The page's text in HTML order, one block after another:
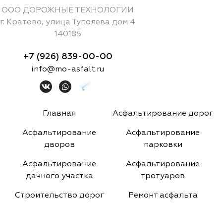
ООО ДОРОЖНЫЕ ТЕХНОЛОГИИ
г. Кратово, улица Туполева дом 4
140185
+7 (926) 839-00-00
info@mo-asfalt.ru
Главная Асфальтирование дорог
Асфальтирование
дворов
Асфальтирование
парковки
Асфальтирование
дачного участка
Асфальтирование
тротуаров
Строительство дорог Ремонт асфальта